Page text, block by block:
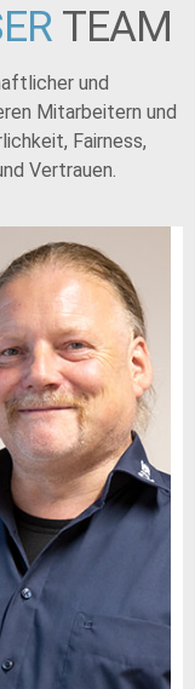
TEAM
und
Mitarbeitern und
Fairness,
Vertrauen.
Peter
Wagner
Beratung /
Projektleitung
pw@sbs-
technik.gmbh
26 32 96
55-54